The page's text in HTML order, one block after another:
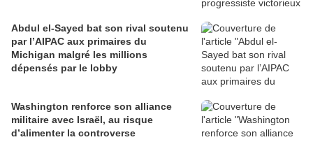
Abdul el-Sayed bat son rival soutenu
par l’AIPAC aux primaires du
Michigan malgré les millions
dépensés par le lobby
Washington renforce son alliance
militaire avec Israël, au risque
d’alimenter la controverse